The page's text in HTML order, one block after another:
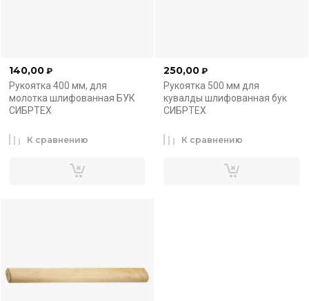
140,00 ₽
Рукоятка 400 мм, для
молотка шлифованная БУК
СИБРТЕХ
К сравнению
250,00 ₽
Рукоятка 500 мм для
кувалды шлифованная бук
СИБРТЕХ
К сравнению